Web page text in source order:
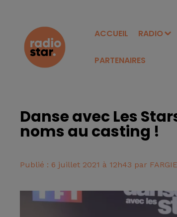
ACCUEIL RADIO
PARTENAIRES
Danse avec Les
noms au casting !
Publié : 6 juillet 2021 à 12h43 par